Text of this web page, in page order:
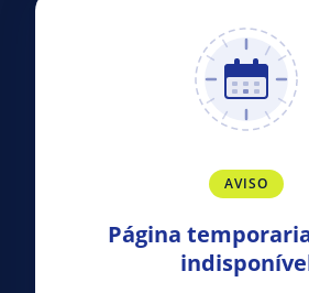
AVISO
Página